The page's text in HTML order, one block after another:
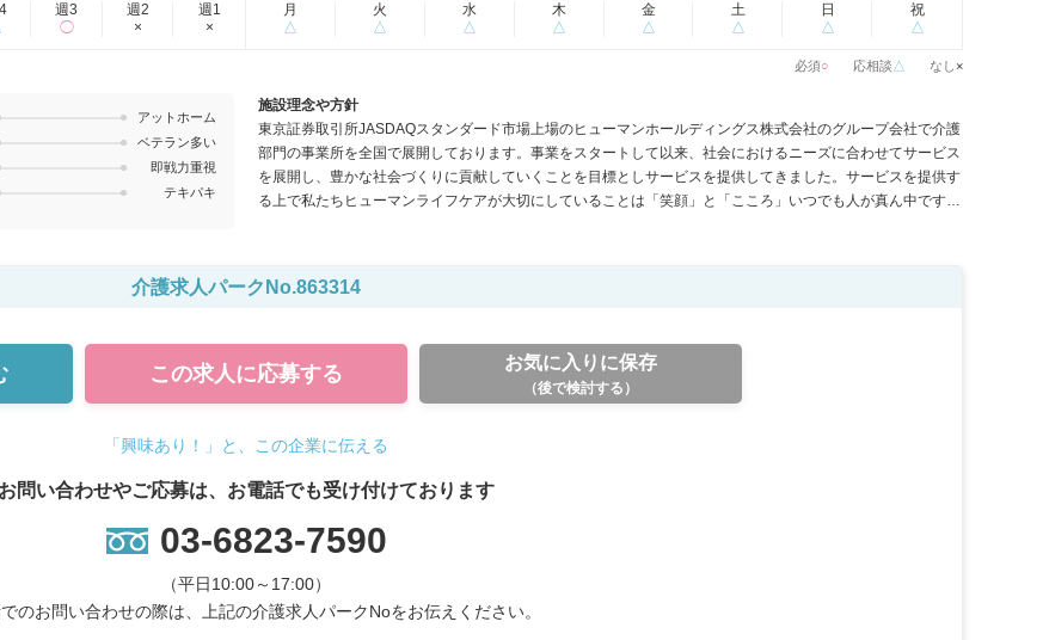
週3
◯
週2
×
週1
×
月
△
火
△
水
△
木
△
金
△
土
△
日
△
祝
△
必須○ 応相談 △ なし ×
アットホーム
ベテラン多い
即戦力重視
テキパキ
施設理念や方針
東京証券取引所JASDAQスタンダード市場上場のヒューマンホールディングス株式会社のグループ会社で介護
部門の事業所を全国で展開しております。事業をスタートして以来、社会におけるニーズに合わせてサービス
を展開し、豊かな社会づくりに貢献していくことを目標としサービスを提供してきました。サービスを提供す
る上で私たちヒューマンライフケアが大切にしていることは「笑顔」と「こころ」いつでも人が真ん中です。
介護求人パークNo.863314
この求人に応募する お気に入りに保存
（後で検討する）
「興味あり！」と、この企業に伝える
お問い合わせやご応募は、お電話でも受け付けております
03-6823-7590
（平日10:00～17:00）
のお問い合わせの際は、上記の介護求人パークNoをお伝えください。